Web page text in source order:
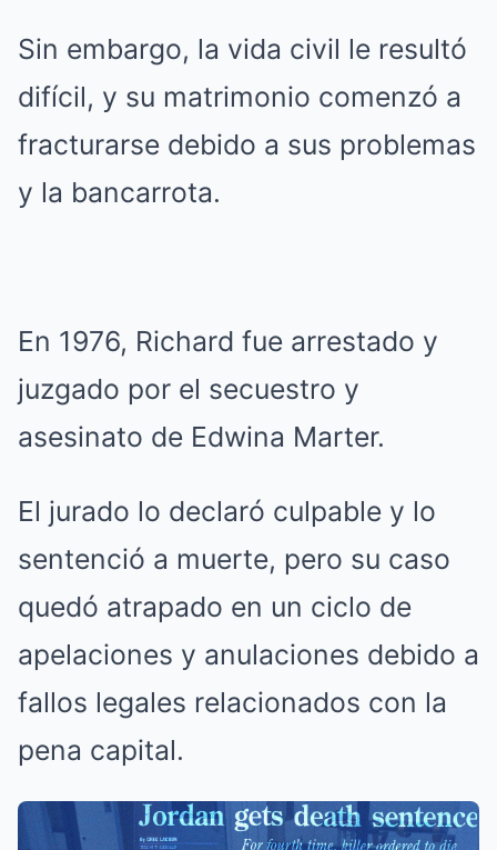
Sin embargo, la vida civil le resultó
difícil, y su matrimonio comenzó a
fracturarse debido a sus problemas
y la bancarrota.
En 1976, Richard fue arrestado y
juzgado por el secuestro y
asesinato de Edwina Marter.
El jurado lo declaró culpable y lo
sentenció a muerte, pero su caso
quedó atrapado en un ciclo de
apelaciones y anulaciones debido a
fallos legales relacionados con la
pena capital.